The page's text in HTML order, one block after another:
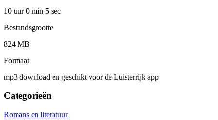
10 uur 0 min 5 sec
Bestandsgrootte
824 MB
Formaat
mp3 download en geschikt voor de Luisterrijk app
Categorieën
Romans en literatuur